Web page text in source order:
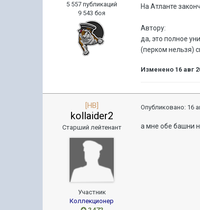
5 557 публикаций
9 543 боя
На Атланте
Автору:
да, это полное
(перком нельзя)
Изменено 16 авг
[HB]
kollaider2
Старший лейтенант
Участник
Коллекционер
Опубликовано: 16
а мне обе башни